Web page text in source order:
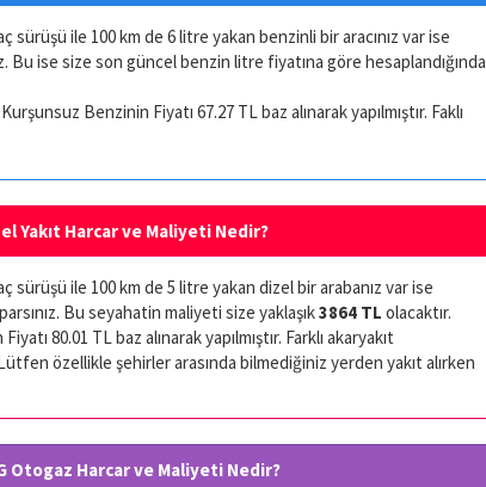
sürüşü ile 100 km de 6 litre yakan benzinli bir aracınız var ise
Bu ise size son güncel benzin litre fiyatına göre hesaplandığında
Benzinin Fiyatı 67.27 TL baz alınarak yapılmıştır. Faklı
Yakıt Harcar ve Maliyeti Nedir?
sürüşü ile 100 km de 5 litre yakan dizel bir arabanız var ise
Bu seyahatin maliyeti size yaklaşık3864 TL olacaktır.
80.01 TL baz alınarak yapılmıştır. Farklı akaryakıt
özellikle şehirler arasında bilmediğiniz yerden yakıt alırken
Otogaz Harcar ve Maliyeti Nedir?